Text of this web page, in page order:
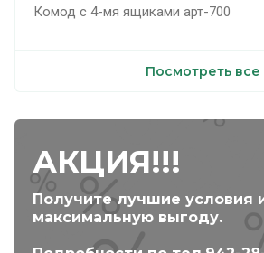
Комод с 4-мя ящиками арт-700
Посмотреть все
АКЦИЯ!!!
Получите лучшие условия
максимальную выгоду.